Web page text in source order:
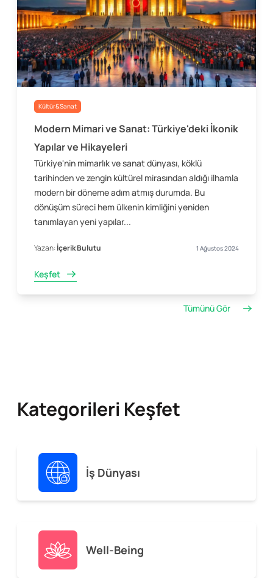
Kültür&Sanat
Modern Mimari ve Sanat: Türkiye'deki İkonik
Yapılar ve Hikayeleri
Türkiye'nin mimarlık ve sanat dünyası, köklü
tarihinden ve zengin kültürel mirasından aldığı ilhamla
modern bir döneme adım atmış durumda. Bu
dönüşüm süreci hem ülkenin kimliğini yeniden
tanımlayan yeni yapılar...
Yazan:İçerik Bulutu 1 Ağustos 2024
Keşfet
Tümünü Gör
Kategorileri Keşfet
İş Dünyası
Well-Being